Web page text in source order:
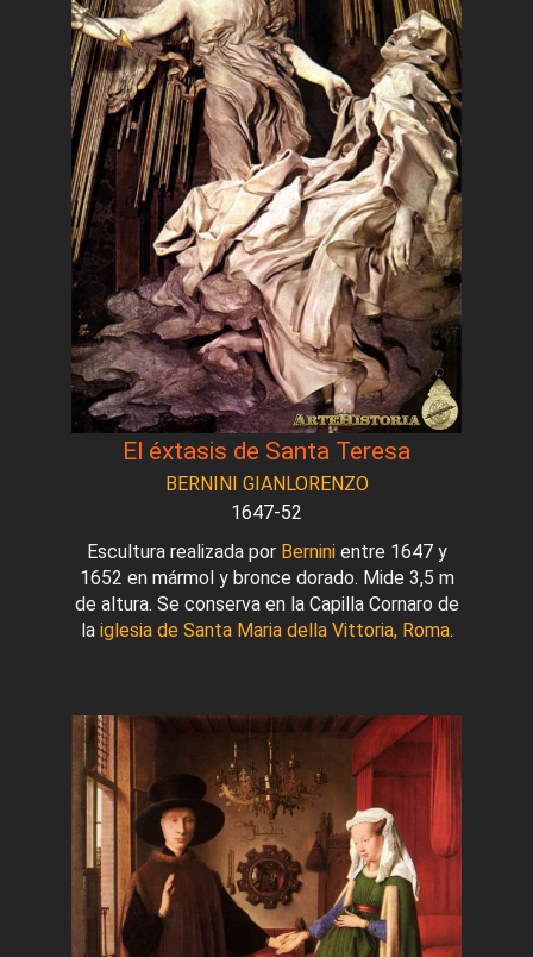
El éxtasis de Santa Teresa
BERNINI GIANLORENZO
1647-52
Escultura realizada por Berninientre 1647 y
1652 en mármol y bronce dorado. Mide 3,5 m
de altura. Se conserva en la Capilla Cornaro de
la iglesia de Santa Maria della Vittoria, Roma.